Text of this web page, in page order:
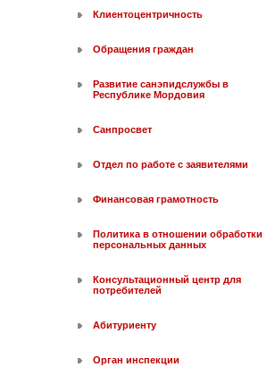
Клиентоцентричность
Обращения граждан
Развитие санэпидслужбы в
Республике Мордовия
Санпросвет
Отдел по работе с заявителями
Финансовая грамотность
Политика в отношении обработки
персональных данных
Консультационный центр для
потребителей
Абитуриенту
Орган инспекции